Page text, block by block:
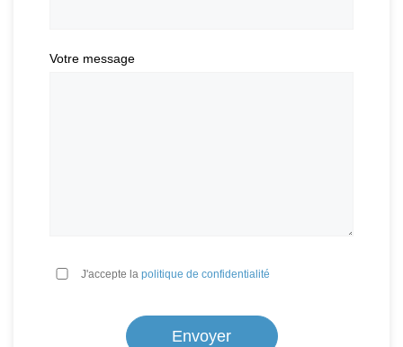
Votre message
J'accepte la politique de confidentialité